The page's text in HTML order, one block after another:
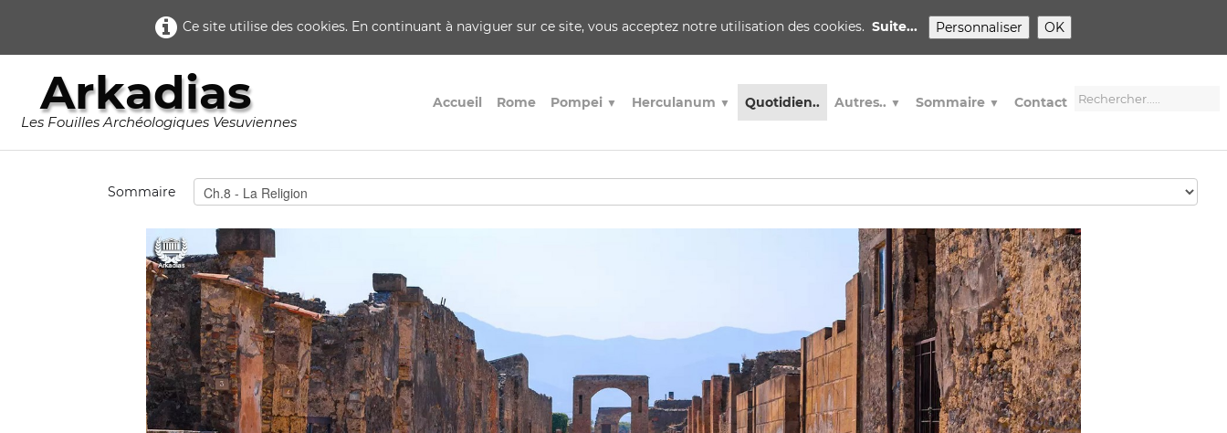
Ce site utilise des cookies. En continuant à naviguer sur ce site, vous acceptez notre utilisation des cookies. Suite... Personnaliser OK
Arkadias
Les Fouilles Archéologiques Vesuviennes
Accueil Rome Pompei ▼ Herculanum ▼ Quotidien.. Autres.. ▼ Sommaire ▼ Contact
Sommaire